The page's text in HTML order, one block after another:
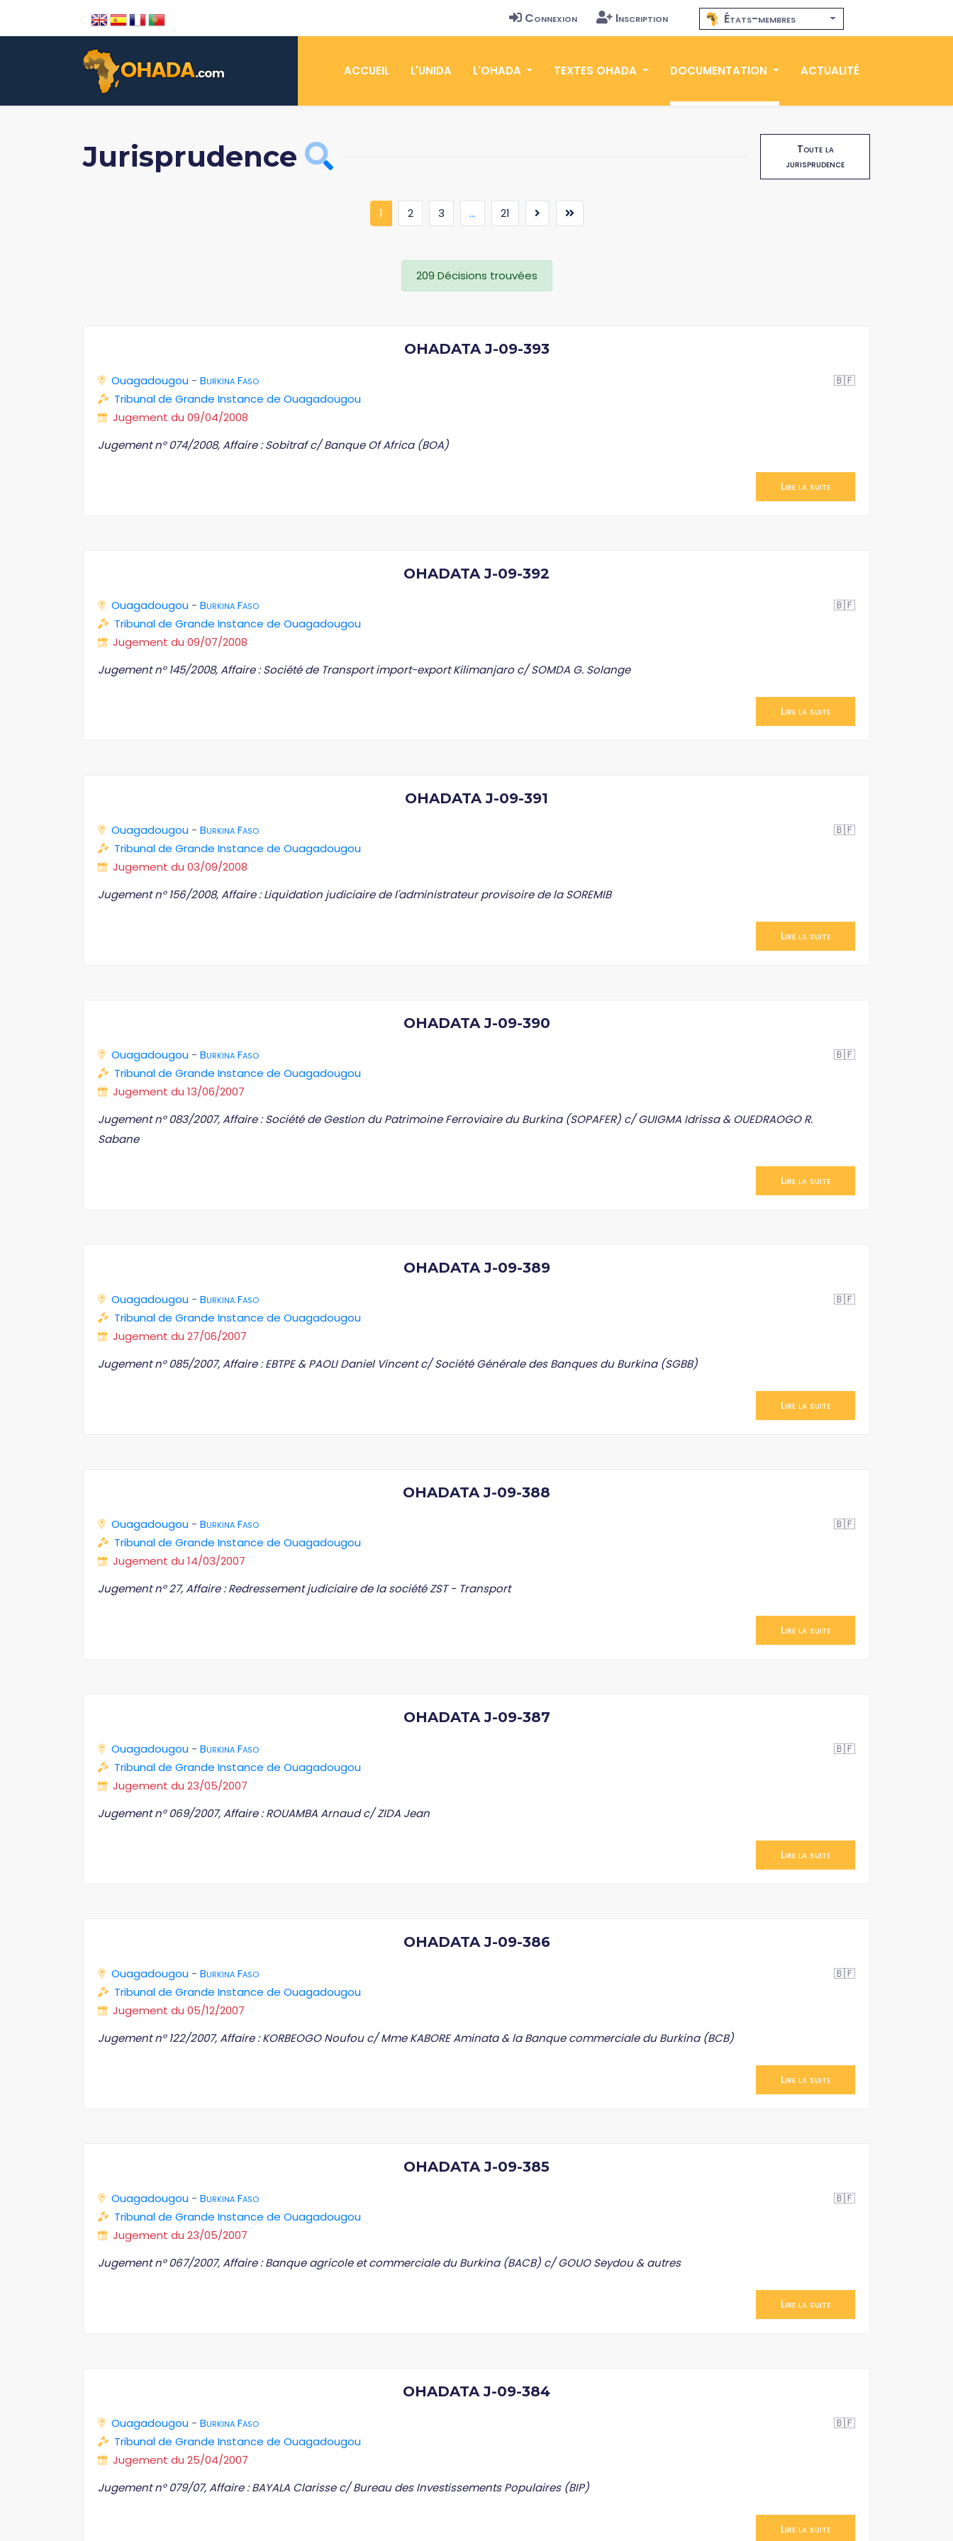
Connexion Inscription États-membres
ACCUEIL L'UNIDA L'OHADA TEXTES OHADA DOCUMENTATION ACTUALITÉ
Jurisprudence
Toute la
jurisprudence
1 (current)
2 3 ... 21
209 Décisions trouvées
OHADATA J-09-393
Ouagadougou - Burkina Faso
🇧🇫
Tribunal de Grande Instance de Ouagadougou
Jugement du 09/04/2008
Jugement n° 074/2008, Affaire : Sobitraf c/ Banque Of Africa (BOA)
Lire la suite
OHADATA J-09-392
Ouagadougou - Burkina Faso
🇧🇫
Tribunal de Grande Instance de Ouagadougou
Jugement du 09/07/2008
Jugement n° 145/2008, Affaire : Société de Transport import-export Kilimanjaro c/ SOMDA G. Solange
Lire la suite
OHADATA J-09-391
Ouagadougou - Burkina Faso
🇧🇫
Tribunal de Grande Instance de Ouagadougou
Jugement du 03/09/2008
Jugement n° 156/2008, Affaire : Liquidation judiciaire de l'administrateur provisoire de la SOREMIB
Lire la suite
OHADATA J-09-390
Ouagadougou - Burkina Faso
🇧🇫
Tribunal de Grande Instance de Ouagadougou
Jugement du 13/06/2007
Jugement n° 083/2007, Affaire : Société de Gestion du Patrimoine Ferroviaire du Burkina (SOPAFER) c/ GUIGMA Idrissa & OUEDRAOGO R.
Sabane
Lire la suite
OHADATA J-09-389
Ouagadougou - Burkina Faso
🇧🇫
Tribunal de Grande Instance de Ouagadougou
Jugement du 27/06/2007
Jugement n° 085/2007, Affaire : EBTPE & PAOLI Daniel Vincent c/ Société Générale des Banques du Burkina (SGBB)
Lire la suite
OHADATA J-09-388
Ouagadougou - Burkina Faso
🇧🇫
Tribunal de Grande Instance de Ouagadougou
Jugement du 14/03/2007
Jugement n° 27, Affaire : Redressement judiciaire de la société ZST - Transport
Lire la suite
OHADATA J-09-387
Ouagadougou - Burkina Faso
🇧🇫
Tribunal de Grande Instance de Ouagadougou
Jugement du 23/05/2007
Jugement n° 069/2007, Affaire : ROUAMBA Arnaud c/ ZIDA Jean
Lire la suite
OHADATA J-09-386
Ouagadougou - Burkina Faso
🇧🇫
Tribunal de Grande Instance de Ouagadougou
Jugement du 05/12/2007
Jugement n° 122/2007, Affaire : KORBEOGO Noufou c/ Mme KABORE Aminata & la Banque commerciale du Burkina (BCB)
Lire la suite
OHADATA J-09-385
Ouagadougou - Burkina Faso
🇧🇫
Tribunal de Grande Instance de Ouagadougou
Jugement du 23/05/2007
Jugement n° 067/2007, Affaire : Banque agricole et commerciale du Burkina (BACB) c/ GOUO Seydou & autres
Lire la suite
OHADATA J-09-384
Ouagadougou - Burkina Faso
🇧🇫
Tribunal de Grande Instance de Ouagadougou
Jugement du 25/04/2007
Jugement n° 079/07, Affaire : BAYALA Clarisse c/ Bureau des Investissements Populaires (BIP)
Lire la suite